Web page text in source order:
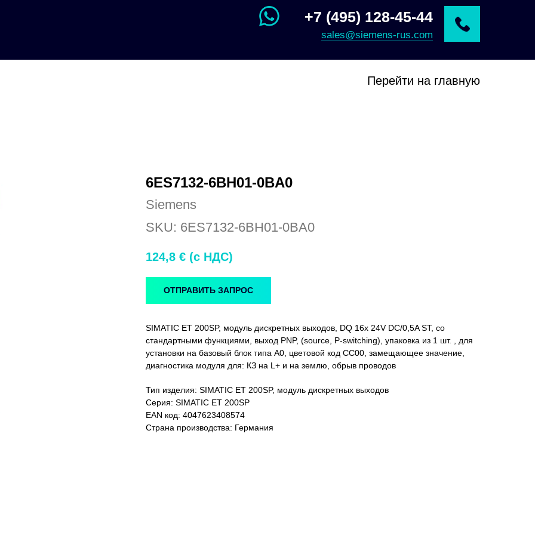
+7 (495) 128-45-44
sales@siemens-rus.com
Перейти на главную
6ES7132-6BH01-0BA0
Siemens
SKU: 6ES7132-6BH01-0BA0
124,8 € (c НДС)
ОТПРАВИТЬ ЗАПРОС
SIMATIC ET 200SP, модуль дискретных выходов, DQ 16x 24V DC/0,5A ST, со
стандартными функциями, выход PNP, (source, P-switching), упаковка из 1 шт. , для
установки на базовый блок типа A0, цветовой код CC00, замещающее значение,
диагностика модуля для: КЗ на L+ и на землю, обрыв проводов
Тип изделия: SIMATIC ET 200SP, модуль дискретных выходов
Серия: SIMATIC ET 200SP
EAN код: 4047623408574
Страна производства: Германия